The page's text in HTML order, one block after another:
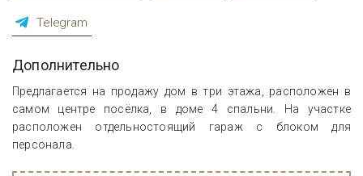
Telegram
Дополнительно
Предлагается на продажу дом в три этажа, расположен в
самом центре посёлка, в доме 4 спальни. На участке
расположен отдельностоящий гараж с блоком для
персонала.